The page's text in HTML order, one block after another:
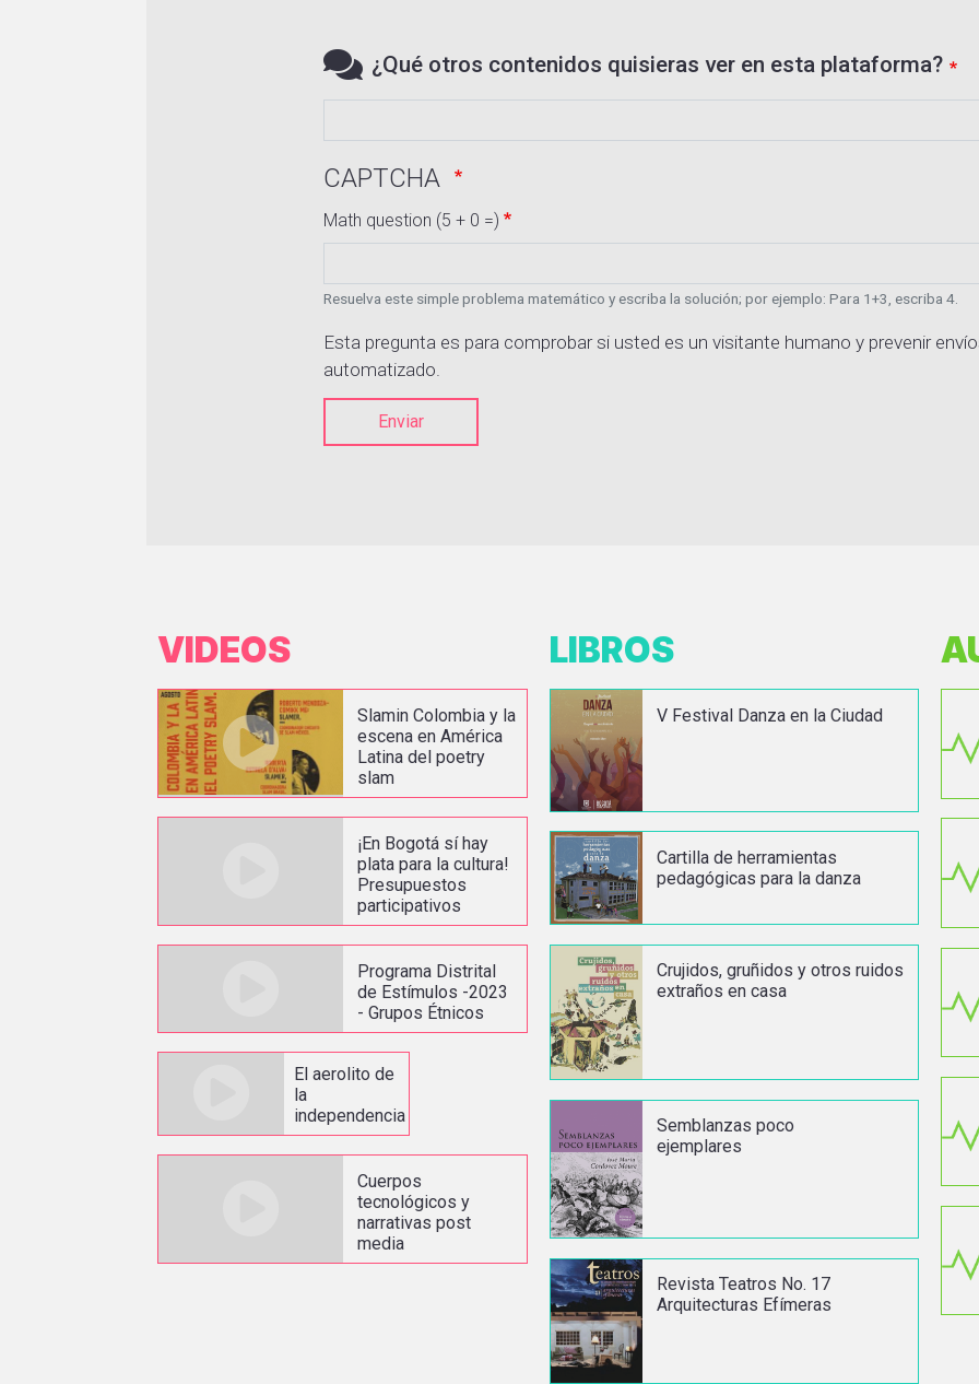
¿Qué otros contenidos quisieras ver en esta plataforma?
CAPTCHA
Math question (5 + 0 =)
Resuelva este simple problema matemático y escriba la solución; por ejemplo: Para 1+3, escriba 4.
Esta pregunta es para comprobar si usted es un visitante humano y prevenir
automatizado.
Enviar
VIDEOS
Slamin Colombia y la
escena en América
Latina del poetry
slam
¡En Bogotá sí hay
plata para la cultura!
Presupuestos
participativos
Programa Distrital
de Estímulos -2023
- Grupos Étnicos
El aerolito de
la
independencia
Cuerpos
tecnológicos y
narrativas post
media
LIBROS
V Festival Danza en la Ciudad
Cartilla de herramientas
pedagógicas para la danza
Crujidos, gruñidos y otros ruidos
extraños en casa
Semblanzas poco
ejemplares
Revista Teatros No. 17
Arquitecturas Efímeras